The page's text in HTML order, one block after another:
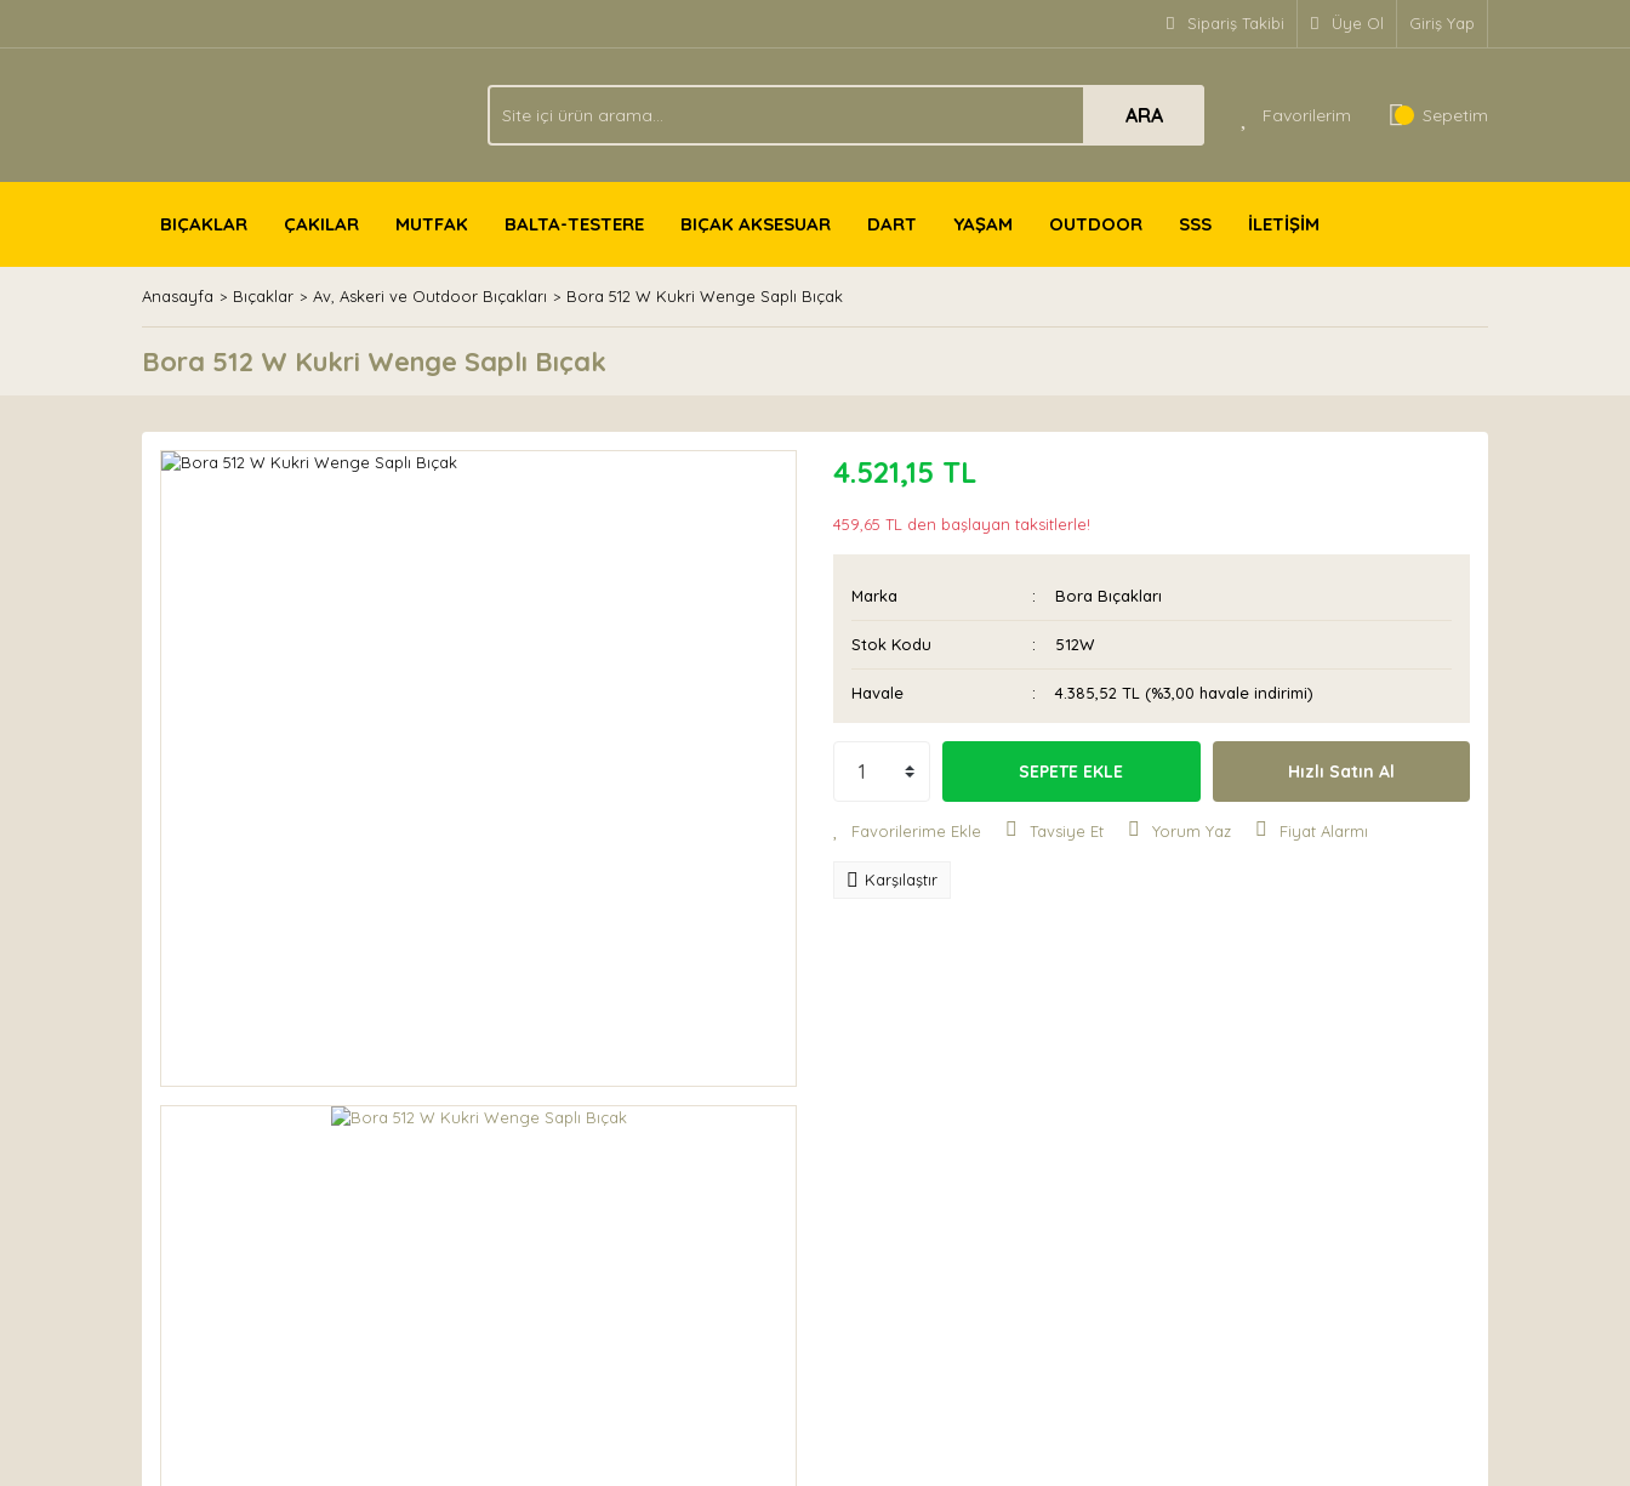
Sipariş Takibi Üye Ol Giriş Yap
ARA Favorilerim Sepetim
BIÇAKLAR ÇAKILAR MUTFAK BALTA-TESTERE BIÇAK AKSESUAR DART YAŞAM OUTDOOR SSS İLETİŞİM
Anasayfa Bıçaklar Av, Askeri ve Outdoor Bıçakları Bora 512 W Kukri Wenge Saplı Bıçak
Bora 512 W Kukri Wenge Saplı Bıçak
4.521,15 TL
459,65 TL den başlayan taksitlerle!
Marka Bora Bıçakları
Stok Kodu 512W
Havale 4.385,52 TL (%3,00 havale indirimi)
SEPETE EKLE Hızlı Satın Al
Tavsiye Et Yorum Yaz Fiyat Alarmı
Karşılaştır